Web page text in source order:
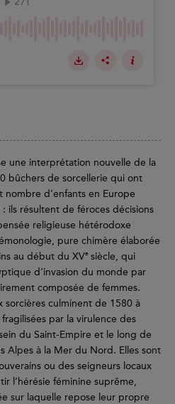
une interprétation nouvelle de la
bûchers de sorcellerie qui ont
d’enfants en Europe
ils résultent de féroces décisions
religieuse hétérodoxe
pure chimère élaborée
au début du XVe siècle, qui
d’invasion du monde par
composée de femmes.
sorcières culminent de 1580 à
par la virulence des
du Saint-Empire et le long de
Alpes à la Mer du Nord. Elles sont
ou des seigneurs locaux
l’hérésie féminine suprême,
sur laquelle repose leur propre